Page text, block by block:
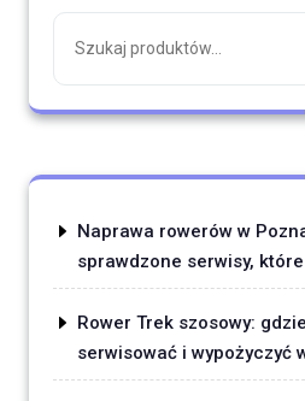
Naprawa rowerów w
sprawdzone serwisy,
Rower Trek szosowy:
serwisować i wypożyczyć